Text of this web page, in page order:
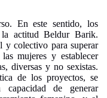
En este sentido, los
la actitud Beldur Barik.
y colectivo para superar
mujeres y establecer
diversas y no sexistas.
de los proyectos, se
de generar